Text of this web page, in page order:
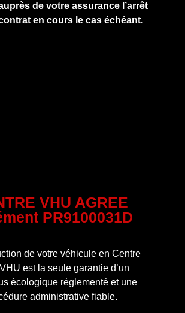
de votre assurance l’arrêt
en cours le cas échéant.
VHU AGREE
PR9100031D
de votre véhicule en Centre
est la seule garantie d’un
écologique réglementé et une
administrative fiable.